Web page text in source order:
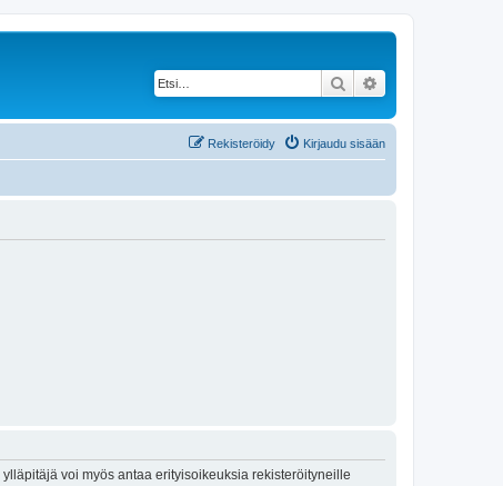
Etsi
Kirjaudu sisään
Rekisteröidy
voi myös antaa erityisoikeuksia rekisteröityneille